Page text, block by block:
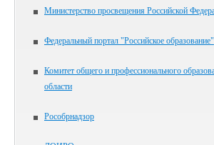
Министерство просвещения Российской
Федеральный портал "Российское образование"
Комитет общего и профессионального
области
Рособрнадзор